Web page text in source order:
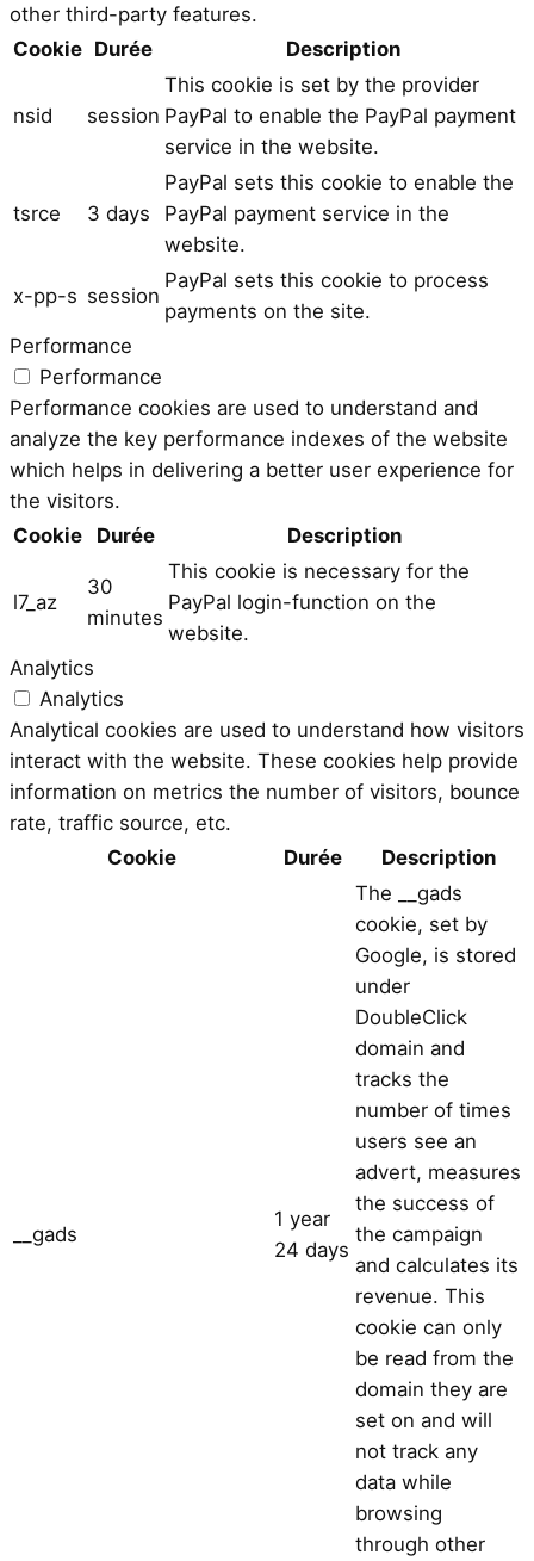
other third-party features.
Cookie Durée Description
nsid session
This cookie is set by the provider
PayPal to enable the PayPal payment
service in the website.
tsrce 3 days
PayPal sets this cookie to enable the
PayPal payment service in the
website.
x-pp-s session
PayPal sets this cookie to process
payments on the site.
Performance
Performance
Performance cookies are used to understand and
analyze the key performance indexes of the website
which helps in delivering a better user experience for
the visitors.
Cookie
Durée Description
l7_az
30
minutes
This cookie is necessary for the
PayPal login-function on the
website.
Analytics
Analytics
Analytical cookies are used to understand how visitors
interact with the website. These cookies help provide
information on metrics the number of visitors, bounce
rate, traffic source, etc.
Cookie
Durée Description
__gads
1 year
24 days
The __gads
cookie, set by
Google, is stored
under
DoubleClick
domain and
tracks the
number of times
users see an
advert, measures
the success of
the campaign
and calculates its
revenue. This
cookie can only
be read from the
domain they are
set on and will
not track any
data while
browsing
through other